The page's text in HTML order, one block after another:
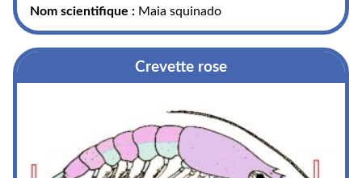
Nom scientifique : Maia squinado
Crevette rose